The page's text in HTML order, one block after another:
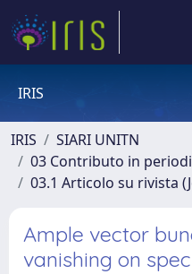
IRIS
IRIS
SIARI UNITN
03 Contributo in
03.1 Articolo su rivista
Ample vector
vanishing on